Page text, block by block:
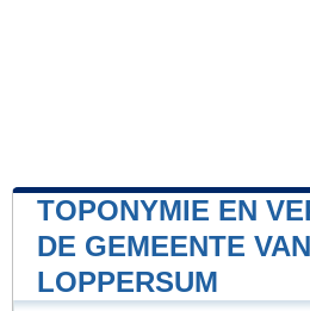
TOPONYMIE EN
DE GEMEENTE VAN
LOPPERSUM